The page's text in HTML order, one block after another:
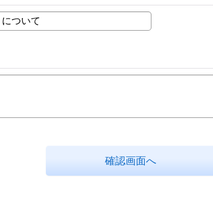
確認画面へ